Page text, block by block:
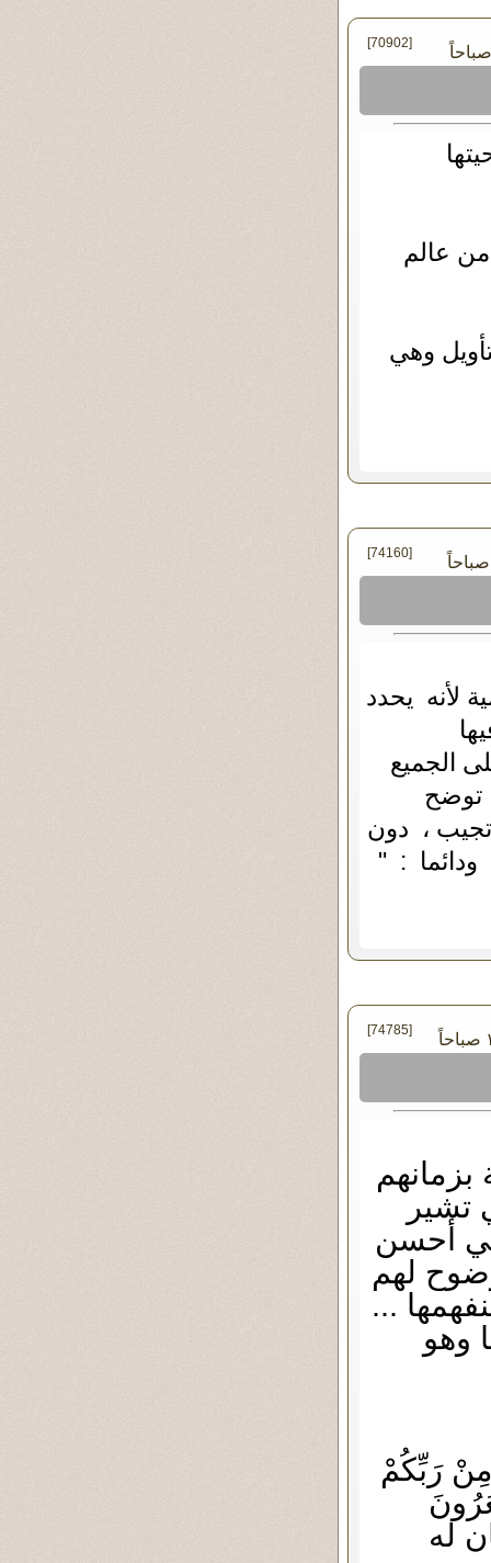
[70902]
عالم
وهي
[74160]
لأنه يحدد
الجميع
توضح
، دون
ودائما : "
[74785]
تشير
أحسن
لهم
...
وهو
مِنْ رَبِّكُمْ
له